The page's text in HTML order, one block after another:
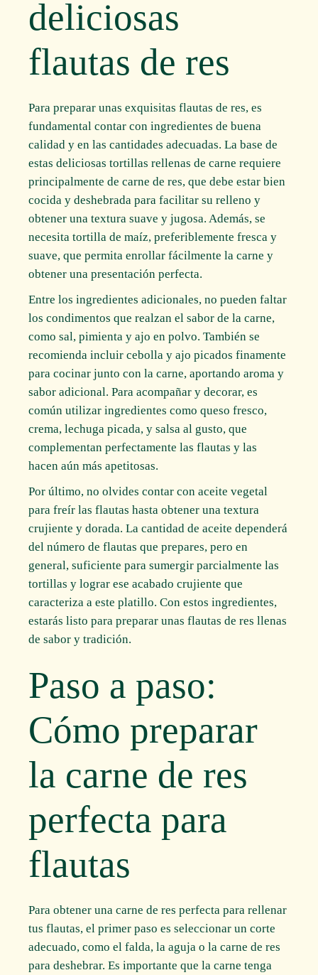
deliciosas
flautas de res
Para preparar unas exquisitas flautas de res, es
fundamental contar con ingredientes de buena
calidad y en las cantidades adecuadas. La base de
estas deliciosas tortillas rellenas de carne requiere
principalmente de carne de res, que debe estar bien
cocida y deshebrada para facilitar su relleno y
obtener una textura suave y jugosa. Además, se
necesita tortilla de maíz, preferiblemente fresca y
suave, que permita enrollar fácilmente la carne y
obtener una presentación perfecta.
Entre los ingredientes adicionales, no pueden faltar
los condimentos que realzan el sabor de la carne,
como sal, pimienta y ajo en polvo. También se
recomienda incluir cebolla y ajo picados finamente
para cocinar junto con la carne, aportando aroma y
sabor adicional. Para acompañar y decorar, es
común utilizar ingredientes como queso fresco,
crema, lechuga picada, y salsa al gusto, que
complementan perfectamente las flautas y las
hacen aún más apetitosas.
Por último, no olvides contar con aceite vegetal
para freír las flautas hasta obtener una textura
crujiente y dorada. La cantidad de aceite dependerá
del número de flautas que prepares, pero en
general, suficiente para sumergir parcialmente las
tortillas y lograr ese acabado crujiente que
caracteriza a este platillo. Con estos ingredientes,
estarás listo para preparar unas flautas de res llenas
de sabor y tradición.
Paso a paso:
Cómo preparar
la carne de res
perfecta para
flautas
Para obtener una carne de res perfecta para rellenar
tus flautas, el primer paso es seleccionar un corte
adecuado, como el falda, la aguja o la carne de res
para deshebrar. Es importante que la carne tenga